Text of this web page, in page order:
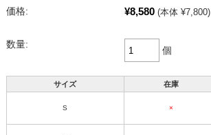
価格: ¥8,580 (本体 ¥7,800)
数量:
個
サイズ 在庫
S ×